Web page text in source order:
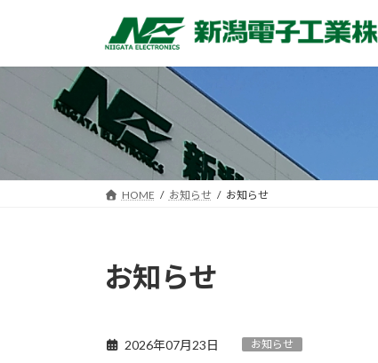
ス
ッ
ン
移
HOME お知らせ お知らせ
お知らせ
2026年07月23日 お知らせ